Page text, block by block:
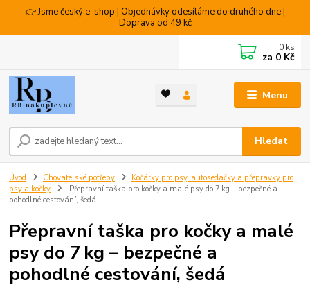
👉 Jsme český e-shop | Objednávky odesíláme do druhého dne |
Doprava od 49 kč
Menu
Hledat
0 ks
za 0 Kč
Úvod Chovatelské potřeby
Kočárky pro psy, autosedačky a přepravky pro
psy a kočky
Přepravní taška pro kočky a malé psy do 7 kg – bezpečné a
pohodlné cestování, šedá
Přepravní taška pro kočky a malé
psy do 7 kg – bezpečné a
pohodlné cestování, šedá